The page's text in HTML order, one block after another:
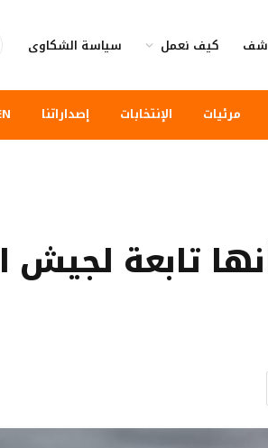
كيف نعمل سياسة الشكاوى
مرئيات الإنتخابات إصداراتنا
تابعة لجيش